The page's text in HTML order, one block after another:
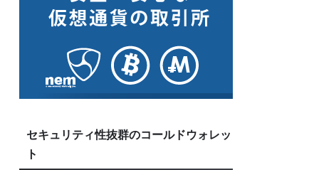
セキュリティ性抜群のコールドウォレッ
ト